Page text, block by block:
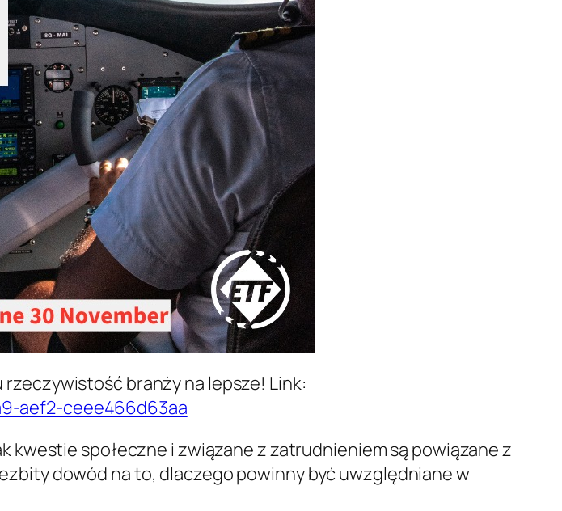
branży na lepsze! Link:
aef2-ceee466d63aa
kwestie społeczne i związane z zatrudnieniem są powiązane z
dowód na to, dlaczego powinny być uwzględniane w